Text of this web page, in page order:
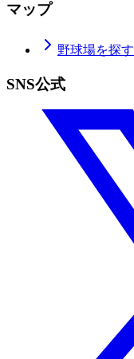
マップ
野球場を探す
SNS公式